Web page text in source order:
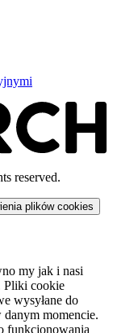
reserved.
plików cookies
my jak i nasi
Pliki cookie
wysyłane do
momencie.
funkcjonowania